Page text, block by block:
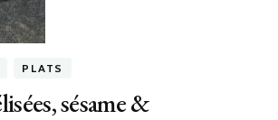
PLATS
sésame &